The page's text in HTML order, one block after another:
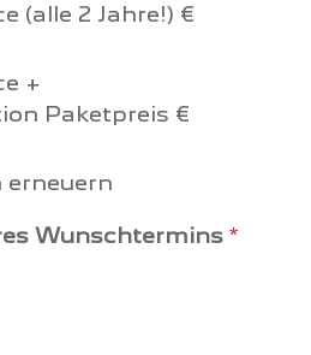
(alle 2 Jahre!) €
+
Paketpreis €
erneuern
Wunschtermins *